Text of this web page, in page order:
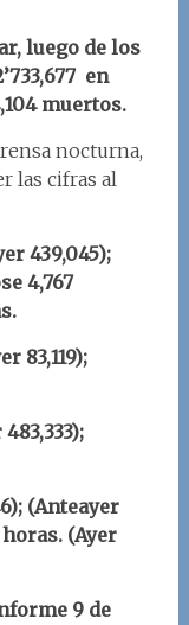
luego de los
en
muertos.
nocturna,
las cifras al
439,045);
4,767
83,119);
(Anteayer
(Ayer
9 de